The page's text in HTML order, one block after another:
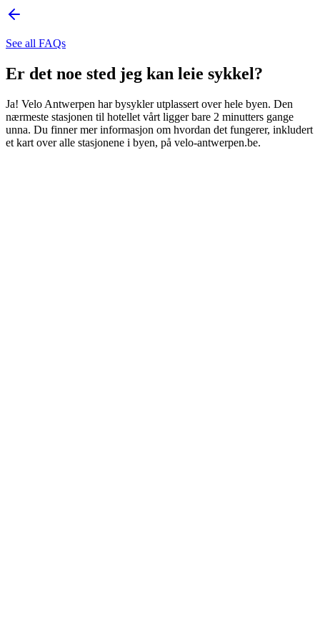
See all FAQs
Er det noe sted jeg kan leie sykkel?
Ja! Velo Antwerpen har bysykler utplassert over hele byen. Den
nærmeste stasjonen til hotellet vårt ligger bare 2 minutters gange
unna. Du finner mer informasjon om hvordan det fungerer, inkludert
et kart over alle stasjonene i byen, på velo-antwerpen.be.